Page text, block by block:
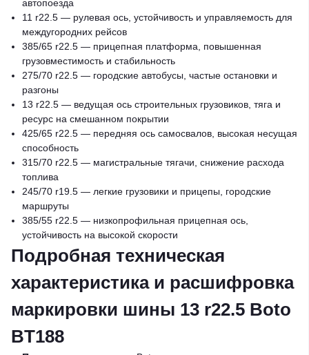
автопоезда
11 r22.5 — рулевая ось, устойчивость и управляемость для
междугородних рейсов
385/65 r22.5 — прицепная платформа, повышенная
грузовместимость и стабильность
275/70 r22.5 — городские автобусы, частые остановки и
разгоны
13 r22.5 — ведущая ось строительных грузовиков, тяга и
ресурс на смешанном покрытии
425/65 r22.5 — передняя ось самосвалов, высокая несущая
способность
315/70 r22.5 — магистральные тягачи, снижение расхода
топлива
245/70 r19.5 — легкие грузовики и прицепы, городские
маршруты
385/55 r22.5 — низкопрофильная прицепная ось,
устойчивость на высокой скорости
Подробная техническая
характеристика и расшифровка
маркировки шины 13 r22.5 Boto
BT188